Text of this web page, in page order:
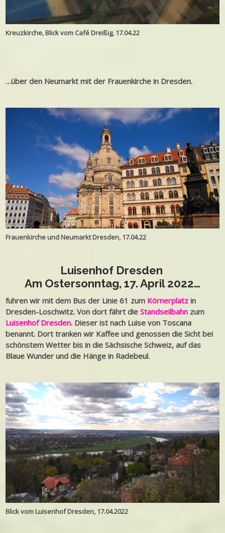
Kreuzkirche, Blick vom Café Dreißig, 17.04.22
…über den Neumarkt mit der Frauenkirche in Dresden.
Frauenkirche und Neumarkt Dresden, 17.04.22
Luisenhof Dresden
Am Ostersonntag, 17. April 2022…
fuhren wir mit dem Bus der Linie 61 zum Körnerplatz in
Dresden-Loschwitz. Von dort fährt dieStandseilbahn zum
Luisenhof Dresden. Dieser ist nach Luise von Toscana
benannt. Dort tranken wir Kaffee und genossen die Sicht bei
schönstem Wetter bis in die Sächsische Schweiz, auf das
Blaue Wunder und die Hänge in Radebeul.
Blick vom Luisenhof Dresden, 17.04.2022